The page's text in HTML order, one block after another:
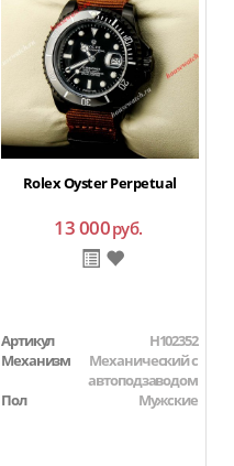
Rolex Oyster Perpetual
13 000руб.
Артикул
H102352
Механизм
Механический с
автоподзаводом
Пол
Мужские